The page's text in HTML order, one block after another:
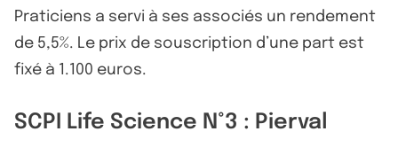
Praticiens a servi à ses associés un rendement
de 5,5%. Le prix de souscription d’une part est
fixé à 1.100 euros.
SCPI Life Science N°3 : Pierval